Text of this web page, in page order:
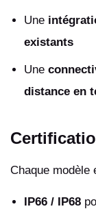
Une
existants
Une
distance en
Chaque modèle
IP66 / IP68